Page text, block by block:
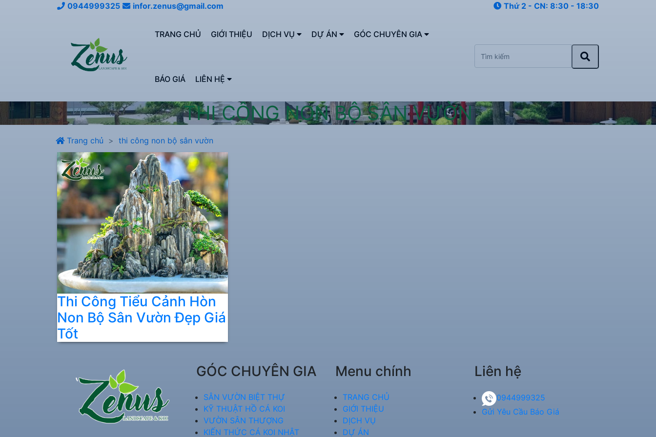
0944999325 infor.zenus@gmail.com Thứ 2 - CN: 8:30 - 18:30
TRANG CHỦ GIỚI THIỆU DỊCH VỤ DỰ ÁN GÓC CHUYÊN GIA
BÁO GIÁ LIÊN HỆ
THI CÔNG NON BỘ SÂN VƯỜN
Trang chủ thi công non bộ sân vườn
Thi Công Tiểu Cảnh Hòn
Non Bộ Sân Vườn Đẹp Giá
Tốt
GÓC CHUYÊN GIA
SÂN VƯỜN BIỆT THỰ
KỸ THUẬT HỒ CÁ KOI
VƯỜN SÂN THƯỢNG
KIẾN THỨC CÁ KOI NHẬT
Menu chính
TRANG CHỦ
GIỚI THIỆU
DỊCH VỤ
DỰ ÁN
Liên hệ
0944999325
Gửi Yêu Cầu Báo Giá